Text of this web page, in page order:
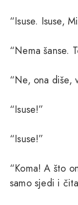
“Isuse. Isuse,
“Nema šanse.
“Ne, ona diše,
“Isuse!”
“Isuse!”
“Koma! A što
samo sjedi i